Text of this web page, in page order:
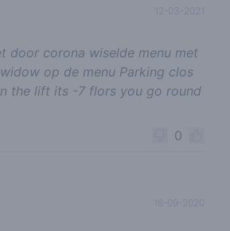
12-03-2021
door corona wiselde menu met
op de menu Parking clos
the lift its -7 flors you go round
0